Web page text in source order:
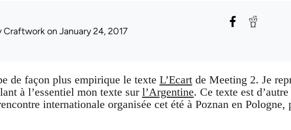
Craftworkon January 24, 2017
de façon plus empirique le texte L’Ecartde Meeting 2. Je
à l’essentiel mon texte sur l’Argentine. Ce texte est
internationale organisée cet été à Poznan en Pologne,